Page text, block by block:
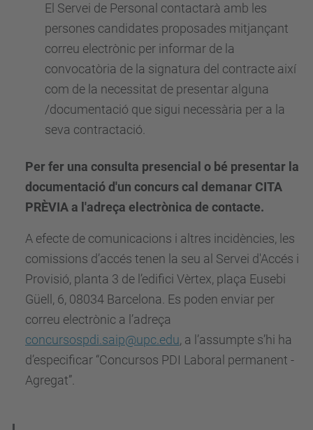
El Servei de Personal contactarà amb les
persones candidates proposades mitjançant
correu electrònic per informar de la
convocatòria de la signatura del contracte així
com de la necessitat de presentar alguna
/documentació que sigui necessària per a la
seva contractació.
Per fer una consulta presencial o bé presentar la
documentació d'un concurs cal demanar CITA
PRÈVIA a l'adreça electrònica de contacte.
A efecte de comunicacions i altres incidències, les
comissions d’accés tenen la seu al Servei d'Accés i
Provisió, planta 3 de l’edifici Vèrtex, plaça Eusebi
Güell, 6, 08034 Barcelona. Es poden enviar per
correu electrònic a l’adreça
concursospdi.saip@upc.edu, a l’assumpte s’hi ha
d’especificar “Concursos PDI Laboral permanent -
Agregat”.